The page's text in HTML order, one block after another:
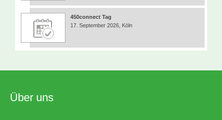
450connect Tag
17. September 2026, Köln
Über uns